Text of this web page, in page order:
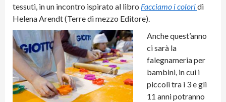
tessuti, in un incontro ispirato al libro Facciamo i coloridi
Helena Arendt (Terre di mezzo Editore).
Anche quest’anno
ci sarà la
falegnameria per
bambini, in cui i
piccoli tra i 3 e gli
11 anni potranno